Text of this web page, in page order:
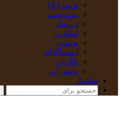
توییتر (X)
‫پین‌ترست
دریبببل
لینکدین
یوتیوب
اینستاگرام
تلگرام
واتس آپ
سایدبار